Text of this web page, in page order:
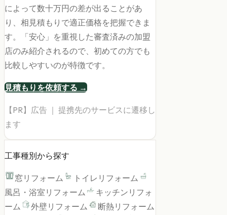
によって数十万円の差が出ることがあ
り、相見積もりで適正価格を把握できま
す。「安心」を重視した審査済みの加盟
店のみ紹介されるので、初めての方でも
比較しやすいのが特徴です。
見積もりを依頼する →
【PR】広告 ｜ 提携先のサービスに遷移し
ます
工事種別から探す
窓リフォーム
トイレリフォーム
風呂・浴室リフォーム
キッチンリフォ
ーム
外壁リフォーム
断熱リフォーム